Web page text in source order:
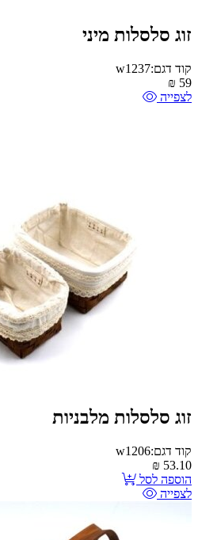
זוג סלסלות מיני
קוד דגם:w1237
59
₪
לצפייה
זוג סלסלות מלבניות
קוד דגם:w1206
53.10
₪
הוספה לסל
לצפייה